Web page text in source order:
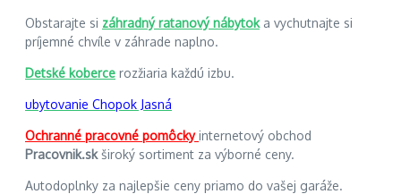
Obstarajte si záhradný ratanový nábytoka vychutnajte si
príjemné chvíle v záhrade naplno.
Detské koberce rozžiaria každú izbu.
ubytovanie Chopok Jasná
Ochranné pracovné pomôckyinternetový obchod
Pracovnik.skširoký sortiment za výborné ceny.
Autodoplnky za najlepšie ceny priamo do vašej garáže.